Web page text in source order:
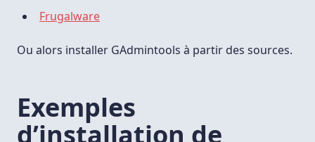
Frugalware
Ou alors installer GAdmintools à partir des sources.
Exemples
d’installation de